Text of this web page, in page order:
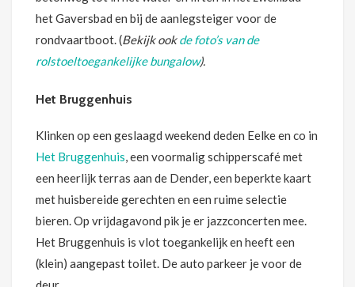
het Gaversbad en bij de aanlegsteiger voor de
rondvaartboot. (Bekijk ookde foto’s van de
rolstoeltoegankelijke bungalow).
Het Bruggenhuis
Klinken op een geslaagd weekend deden Eelke en co in
Het Bruggenhuis, een voormalig schipperscafé met
een heerlijk terras aan de Dender, een beperkte kaart
met huisbereide gerechten en een ruime selectie
bieren. Op vrijdagavond pik je er jazzconcerten mee.
Het Bruggenhuis is vlot toegankelijk en heeft een
(klein) aangepast toilet. De auto parkeer je voor de